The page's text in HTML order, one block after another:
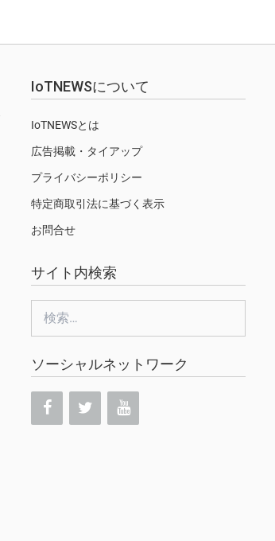
IoTNEWSについて
IoTNEWSとは
広告掲載・タイアップ
プライバシーポリシー
特定商取引法に基づく表示
お問合せ
サイト内検索
索:
ソーシャルネットワーク